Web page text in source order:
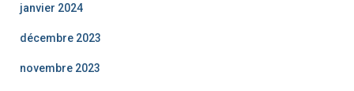
janvier 2024
décembre 2023
novembre 2023